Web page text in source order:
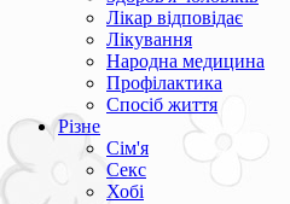
Лікар відповідає
Лікування
Народна медицина
Профілактика
Спосіб життя
Різне
Сім'я
Секс
Хобі